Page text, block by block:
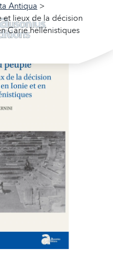
Antiqua
et lieux de la décision
Carie hellénistiques